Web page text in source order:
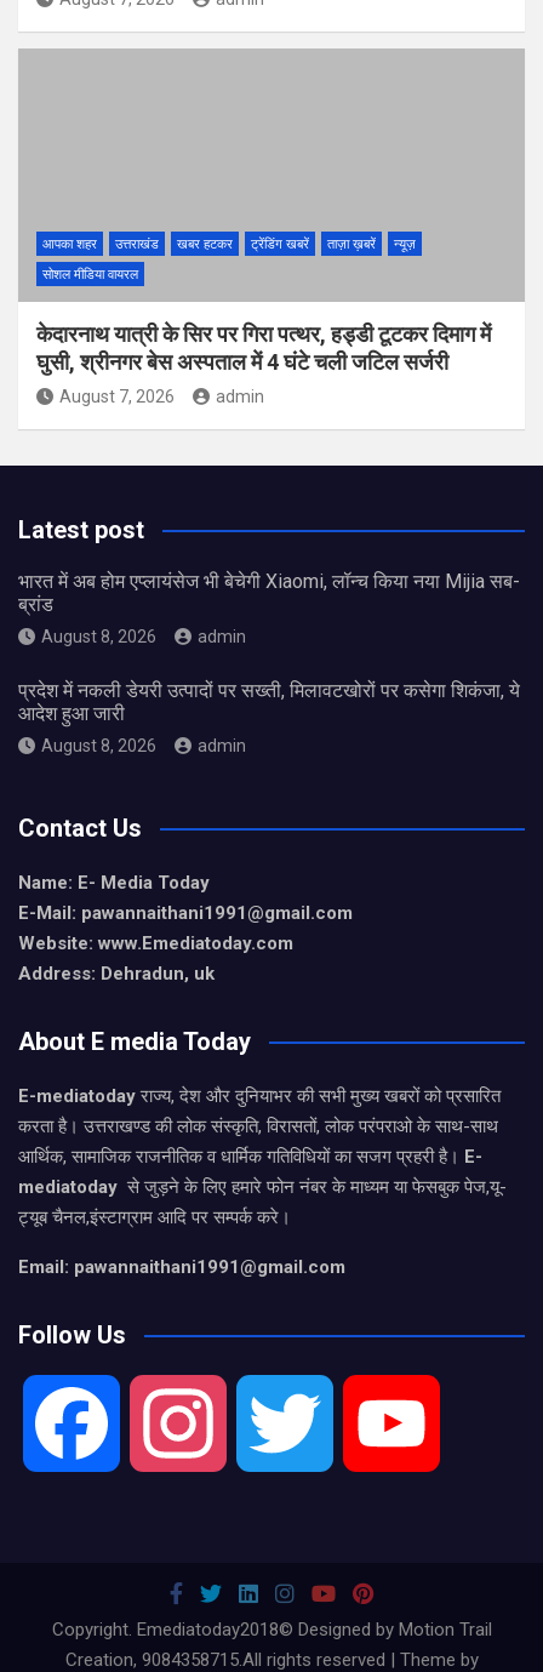
आपका शहर उत्तराखंड खबर हटकर ट्रेंडिंग खबरें ताज़ा ख़बरें
न्यूज़
सोशल मीडिया वायरल
केदारनाथ यात्री के सिर पर गिरा पत्थर, हड्डी टूटकर दिमाग में
घुसी, श्रीनगर बेस अस्पताल में 4 घंटे चली जटिल सर्जरी
August 7, 2026 admin
Latest post
भारत में अब होम एप्लायंसेज भी बेचेगी Xiaomi, लॉन्च किया नया Mijia सब-
ब्रांड
August 8, 2026 admin
प्रदेश में नकली डेयरी उत्पादों पर सख्ती, मिलावटखोरों पर कसेगा शिकंजा, ये
आदेश हुआ जारी
August 8, 2026 admin
Contact Us
Name: E- Media Today
E-Mail: pawannaithani1991@gmail.com
Website: www.Emediatoday.com
Address: Dehradun, uk
About E media Today
E-mediatodayराज्य, देश और दुनियाभर की सभी मुख्य खबरों को प्रसारित
करता है। उत्तराखण्ड की लोक संस्कृति, विरासतों, लोक परंपराओ के साथ-साथ
आर्थिक, सामाजिक राजनीतिक व धार्मिक गतिविधियों का सजग प्रहरी है। E-
mediatoday से जुड़ने के लिए हमारे फोन नंबर के माध्यम या फेसबुक पेज,यू-
ट्यूब चैनल,इंस्टाग्राम आदि पर सम्पर्क करे।
Email: pawannaithani1991@gmail.com
Follow Us
Copyright. Emediatoday2018© Designed by Motion Trail
Creation, 9084358715.All rights reserved | Theme by